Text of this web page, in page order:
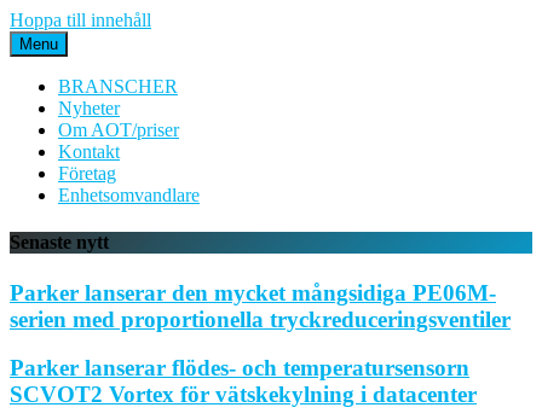
Hoppa till innehåll
Menu
BRANSCHER
Nyheter
Om AOT/priser
Kontakt
Företag
Enhetsomvandlare
Senaste nytt
Parker lanserar den mycket mångsidiga PE06M-
serien med proportionella tryckreduceringsventiler
Parker lanserar flödes- och temperatursensorn
SCVOT2 Vortex för vätskekylning i datacenter